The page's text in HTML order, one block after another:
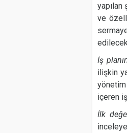
yapılan
ve
İş
ilişkin
içeren
İlk